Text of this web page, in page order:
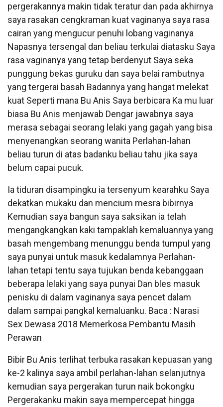
pergerakannya makin tidak teratur dan pada akhirnya
saya rasakan cengkraman kuat vaginanya saya rasa
cairan yang mengucur penuhi lobang vaginanya
Napasnya tersengal dan beliau terkulai diatasku Saya
rasa vaginanya yang tetap berdenyut Saya seka
punggung bekas guruku dan saya belai rambutnya
yang tergerai basah Badannya yang hangat melekat
kuat Seperti mana Bu Anis Saya berbicara Ka mu luar
biasa Bu Anis menjawab Dengar jawabnya saya
merasa sebagai seorang lelaki yang gagah yang bisa
menyenangkan seorang wanita Perlahan-lahan
beliau turun di atas badanku beliau tahu jika saya
belum capai pucuk.
Ia tiduran disampingku ia tersenyum kearahku Saya
dekatkan mukaku dan mencium mesra bibirnya
Kemudian saya bangun saya saksikan ia telah
mengangkangkan kaki tampaklah kemaluannya yang
basah mengembang menunggu benda tumpul yang
saya punyai untuk masuk kedalamnya Perlahan-
lahan tetapi tentu saya tujukan benda kebanggaan
beberapa lelaki yang saya punyai Dan bles masuk
penisku di dalam vaginanya saya pencet dalam
dalam sampai pangkal kemaluanku. Baca : Narasi
Sex Dewasa 2018 Memerkosa Pembantu Masih
Perawan
Bibir Bu Anis terlihat terbuka rasakan kepuasan yang
ke-2 kalinya saya ambil perlahan-lahan selanjutnya
kemudian saya pergerakan turun naik bokongku
Pergerakanku makin saya mempercepat hingga